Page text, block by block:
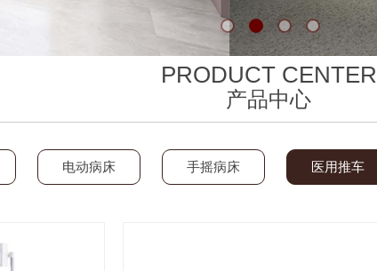
PRODUCT CENTER
产品中心
电动病床 手摇病床 医用推车